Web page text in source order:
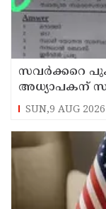
സവര്‍ക്കറെ
അധ്യാപകന്
SUN,9 AUG 2026